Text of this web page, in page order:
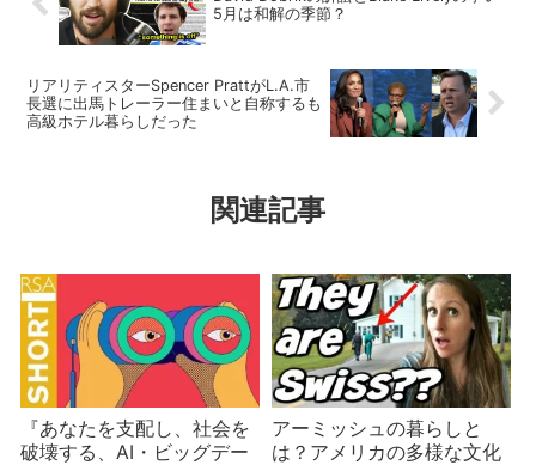
5月は和解の季節？
リアリティスターSpencer PrattがL.A.市
長選に出馬トレーラー住まいと自称するも
高級ホテル暮らしだった
関連記事
『あなたを支配し、社会を
破壊する、AI・ビッグデー
アーミッシュの暮らしと
は？アメリカの多様な文化